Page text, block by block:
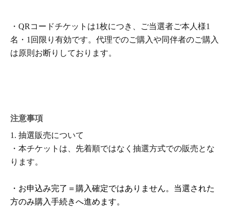
・ QR コードチケットは1枚につき、ご当選者ご本人様1
名・ 1 回限り有効です。代理でのご購入や同伴者のご購入
は原則お断りしております。
※未就学児のお子さまは、保護者様
入場が可能です。
必ずお申込みされた保護者様ご本人がご来場ください。
・当日は、チケットに記載された販売時間内にお越しく
注意事項
1. 抽選販売について
・本チケットは、先着順ではなく抽選方式での販売とな
ります。
・お申込み完了＝購入確定ではありません。当選された
方のみ購入手続きへ進めます。